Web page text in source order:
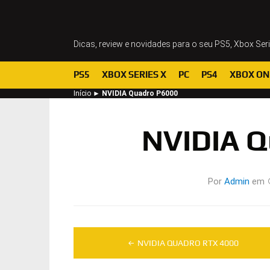
Dicas, review e novidades para o seu PS5, Xbox
PS5 XBOX SERIES X PC PS4 XBOX
Início ► NVIDIA Quadro P6000
NVIDIA
Por Admin em
Navegação
de
NVIDIA QUADRO RTX 4000